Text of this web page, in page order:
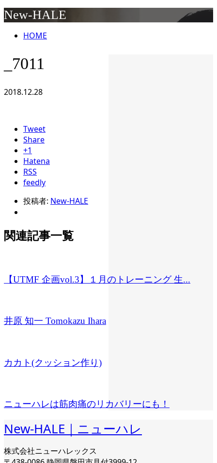
New-HALE
HOME
_7011
2018.12.28
Tweet
Share
+1
Hatena
RSS
feedly
投稿者: New-HALE
関連記事一覧
【UTMF 企画vol.3】１月のトレーニング 生...
井原 知一 Tomokazu Ihara
カカト(クッション作り)
ニューハレは筋肉痛のリカバリーにも！
New-HALE｜ニューハレ
株式会社ニューハレックス